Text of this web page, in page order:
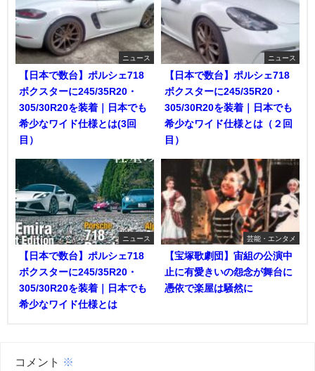
ニュース
【日本で数台】ポルシェ718
ボクスターに245/35R20・
305/30R20を装着｜日本でも
希少なワイド仕様とは(3回
目）
ニュース
【日本で数台】ポルシェ718
ボクスターに245/35R20・
305/30R20を装着｜日本でも
希少なワイド仕様とは（２回
目）
ニュース
【日本で数台】ポルシェ718
ボクスターに245/35R20・
305/30R20を装着｜日本でも
希少なワイド仕様とは
芸能・エンタメ
【宝塚歌劇団】宙組の公演中
止に有愛きいの怨念が舞台に
憑依で楽屋は騒然に
コメント ※